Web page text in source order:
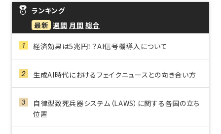
ランキング
最新 週間 月間 総合
経済効果は5兆円！？AI信号機導入について
生成AI時代におけるフェイクニュースとの向き合い方
自律型致死兵器システム（LAWS）に関する各国の立ち
位置